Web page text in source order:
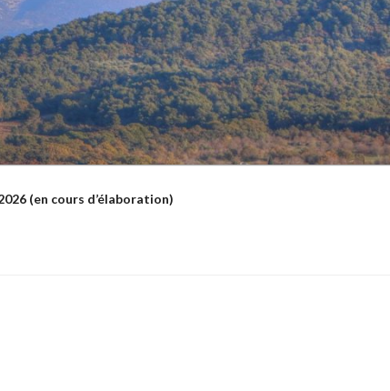
(en cours d’élaboration)